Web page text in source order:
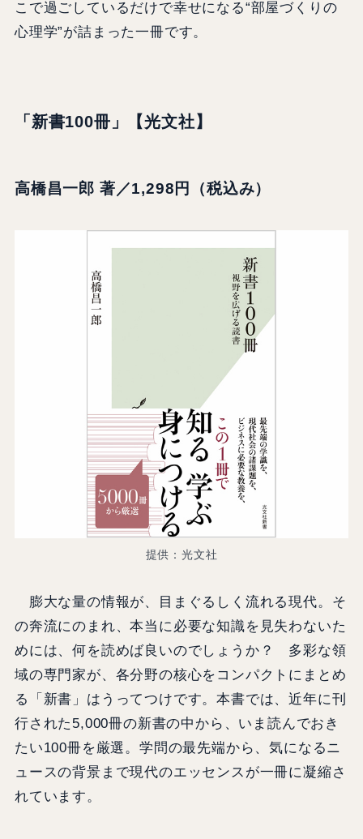
こで過ごしているだけで幸せになる“部屋づくりの
心理学”が詰まった一冊です。
「新書100冊」【光文社】
高橋昌一郎 著／1,298円（税込み）
提供：光文社
膨大な量の情報が、目まぐるしく流れる現代。そ
の奔流にのまれ、本当に必要な知識を見失わないた
めには、何を読めば良いのでしょうか？ 多彩な領
域の専門家が、各分野の核心をコンパクトにまとめ
る「新書」はうってつけです。本書では、近年に刊
行された5,000冊の新書の中から、いま読んでおき
たい100冊を厳選。学問の最先端から、気になるニ
ュースの背景まで現代のエッセンスが一冊に凝縮さ
れています。